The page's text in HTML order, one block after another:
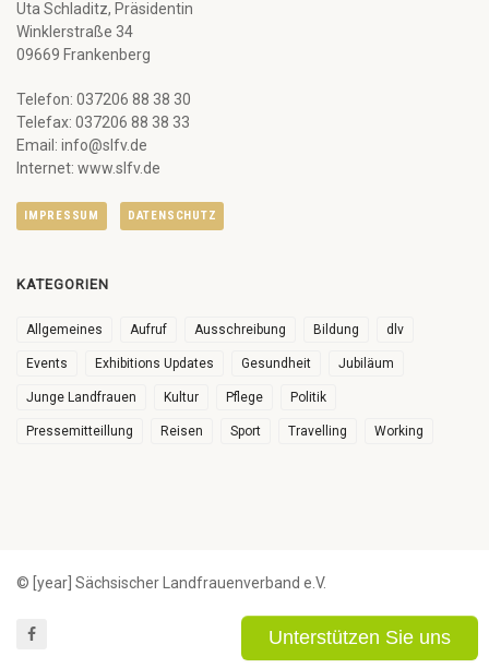
Uta Schladitz, Präsidentin
Winklerstraße 34
09669 Frankenberg
Telefon: 037206 88 38 30
Telefax: 037206 88 38 33
Email: info@slfv.de
Internet: www.slfv.de
IMPRESSUM DATENSCHUTZ
KATEGORIEN
Allgemeines Aufruf Ausschreibung Bildung dlv
Events Exhibitions Updates Gesundheit Jubiläum
Junge Landfrauen Kultur Pflege Politik
Pressemitteillung Reisen Sport Travelling Working
© [year] Sächsischer Landfrauenverband e.V.
Unterstützen Sie uns